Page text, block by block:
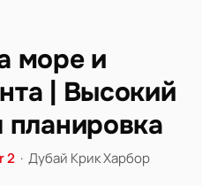
море и
| Высокий
2 · Дубай Крик Харбор